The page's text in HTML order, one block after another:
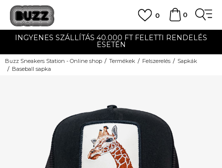
0
0
INGYENES SZÁLLÍTÁS 40.000 FT FELETTI RENDELÉS
ESETÉN
Buzz Sneakers Station - Online shop Termékek Felszerelés
Sapkák
Baseball sapka